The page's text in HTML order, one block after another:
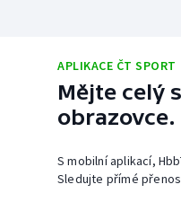
APLIKACE ČT SPORT
Mějte celý
obrazovce.
S mobilní aplikací,
Sledujte přímé